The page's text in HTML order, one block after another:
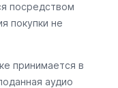
посредством
покупки не
принимается в
аудио